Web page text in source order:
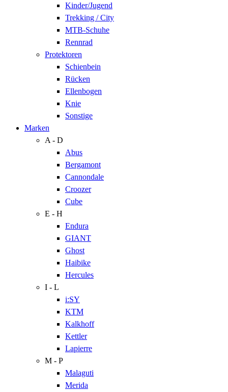
Kinder/Jugend
Trekking / City
MTB-Schuhe
Rennrad
Protektoren
Schienbein
Rücken
Ellenbogen
Knie
Sonstige
Marken
A - D
Abus
Bergamont
Cannondale
Croozer
Cube
E - H
Endura
GIANT
Ghost
Haibike
Hercules
I - L
i:SY
KTM
Kalkhoff
Kettler
Lapierre
M - P
Malaguti
Merida